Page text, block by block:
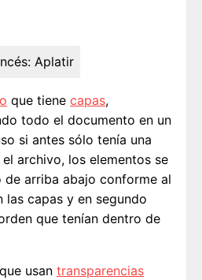
Aplatir
que tiene capas,
todo el documento en un
si antes sólo tenía una
archivo, los elementos se
de arriba abajo conforme al
las capas y en segundo
que tenían dentro de
usan transparencias